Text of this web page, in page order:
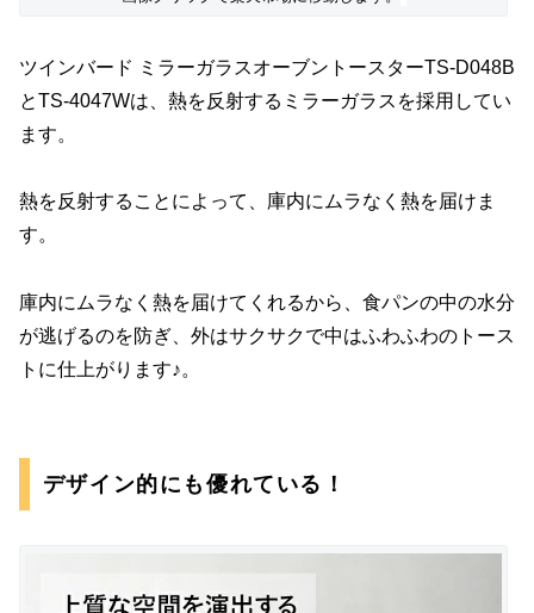
ツインバード ミラーガラスオーブントースターTS-D048B
とTS-4047Wは、熱を反射するミラーガラスを採用してい
ます。
熱を反射することによって、庫内にムラなく熱を届けま
す。
庫内にムラなく熱を届けてくれるから、食パンの中の水分
が逃げるのを防ぎ、外はサクサクで中はふわふわのトース
トに仕上がります♪。
デザイン的にも優れている！